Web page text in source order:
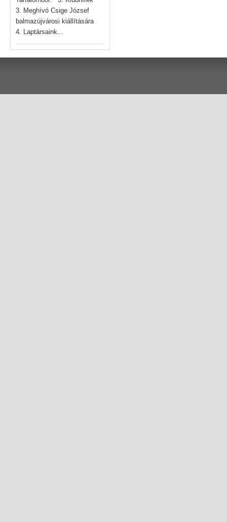
3. Meghívó Csige József
balmazújvárosi kiállítására
4. Laptársaink...